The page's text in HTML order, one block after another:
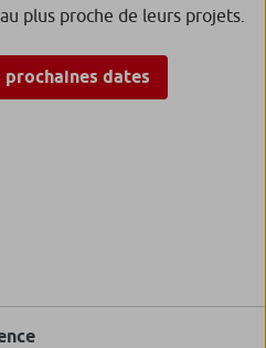
plus proche de leurs projets.
dates